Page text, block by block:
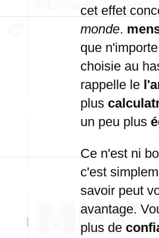
cet effet
monde.
que
choisie au
rappelle le
plus
un peu plus
Ce n'est ni
c'est
savoir peut
avantage.
plus de